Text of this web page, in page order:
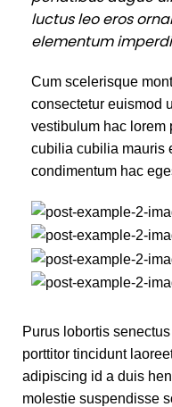
luctus leo eros
elementum
Cum scelerisque
consectetur euismod
vestibulum hac lorem
cubilia cubilia mauris
condimentum hac
Purus lobortis
porttitor tincidunt
adipiscing id a duis
molestie suspendisse